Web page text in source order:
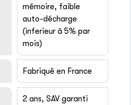
mémoire, faible
auto-décharge
(inferieur à 5% par
mois)
Fabriqué en France
2 ans, SAV garanti